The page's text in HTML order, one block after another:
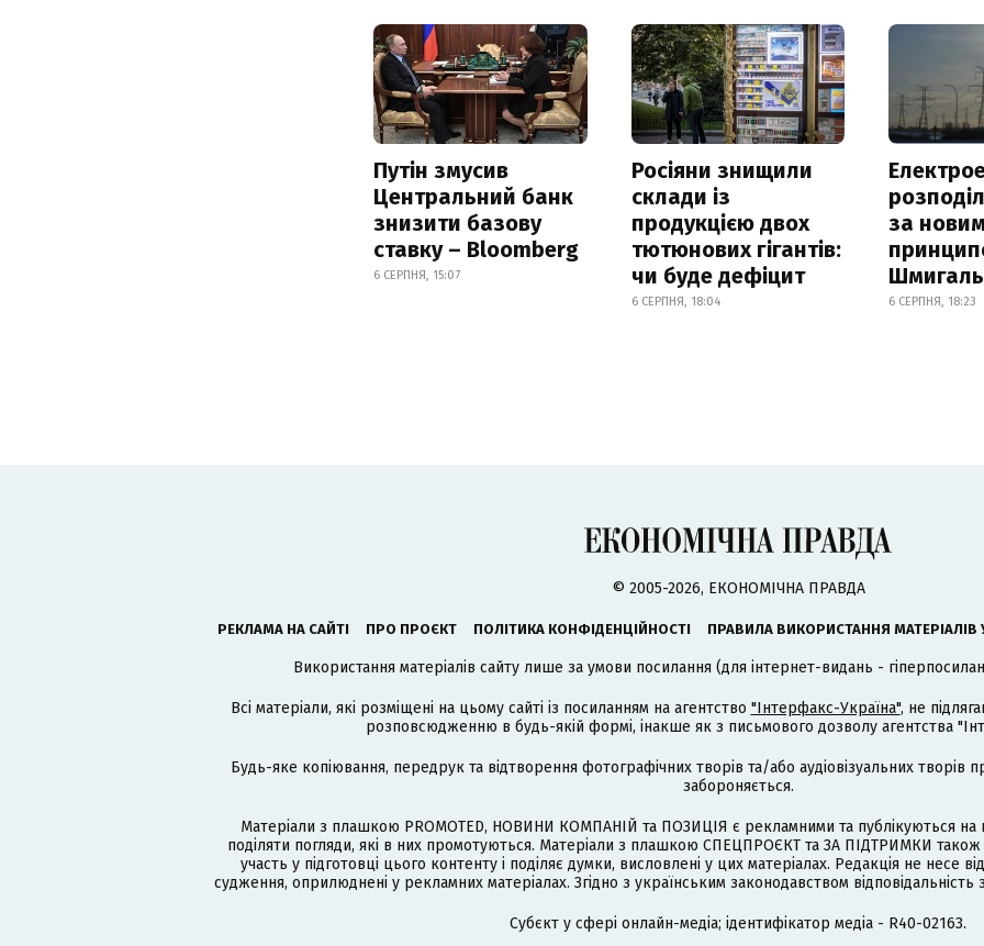
Путін змусив
Центральний банк
знизити базову
ставку – Bloomberg
6 СЕРПНЯ, 15:07
Росіяни знищили
склади із
продукцією двох
тютюнових гігантів:
чи буде дефіцит
6 СЕРПНЯ, 18:04
за
Шмигаль
6 СЕРПНЯ, 18:23
© 2005-2026, ЕКОНОМІЧНА ПРАВДА
РЕКЛАМА НА САЙТІ ПРО ПРОЄКТ ПОЛІТИКА КОНФІДЕНЦІЙНОСТІ ПРАВИЛА ВИКОРИСТАННЯ МАТЕРІАЛІВ
Використання матеріалів сайту лише за умови посилання (для інтернет-видань -
Всі матеріали, які розміщені на цьому сайті із посиланням на агентство "Інтерфакс-Україна", не
розповсюдженню в будь-якій формі, інакше як з письмового дозволу агентства
Будь-яке копіювання, передрук та відтворення фотографічних творів та/або аудіовізуальних
забороняється.
Матеріали з плашкою PROMOTED, НОВИНИ КОМПАНІЙ та ПОЗИЦІЯ є рекламними та публікуються на
поділяти погляди, які в них промотуються. Матеріали з плашкою СПЕЦПРОЄКТ та ЗА ПІДТРИМКИ
участь у підготовці цього контенту і поділяє думки, висловлені у цих матеріалах. Редакція не несе
судження, оприлюднені у рекламних матеріалах. Згідно з українським законодавством
Cубєкт у сфері онлайн-медіа; ідентифікатор медіа - R40-02163.